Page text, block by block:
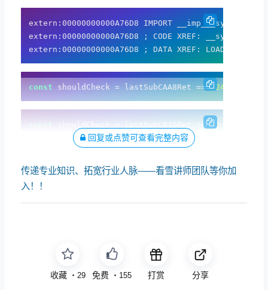
extern:00000000000A76D8 IMPORT
extern:00000000000A76D8 ; CODE XREF:
const shouldCheck = lastSubCAA8Ret === 248
const shouldCheck = lastSubC830Ret !== 1
回复或点赞可查看完整内容
传递专业知识、拓宽行业人脉——看雪讲师团队等你加
入！！
收藏 ・ 29 免费 ・ 155 打赏 分享